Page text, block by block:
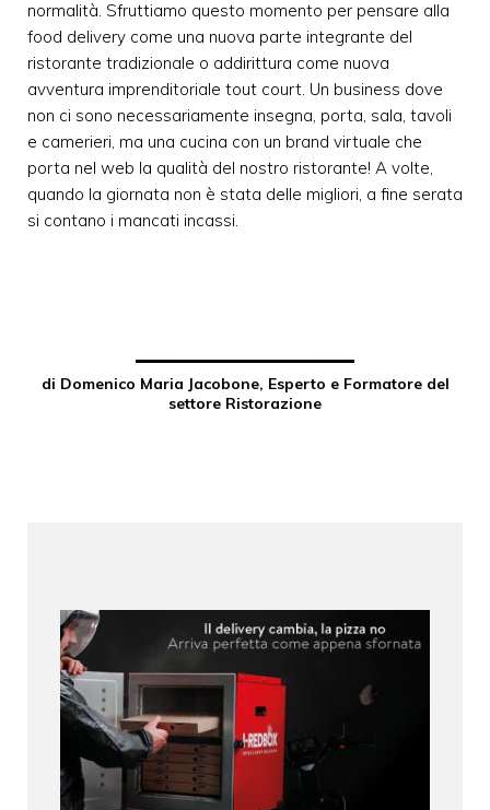
normalità. Sfruttiamo questo momento per pensare alla
food delivery come una nuova parte integrante del
ristorante tradizionale o addirittura come nuova
avventura imprenditoriale tout court. Un business dove
non ci sono necessariamente insegna, porta, sala, tavoli
e camerieri, ma una cucina con un brand virtuale che
porta nel web la qualità del nostro ristorante! A volte,
quando la giornata non è stata delle migliori, a fine serata
si contano i mancati incassi.
di Domenico Maria Jacobone, Esperto e Formatore del
settore Ristorazione